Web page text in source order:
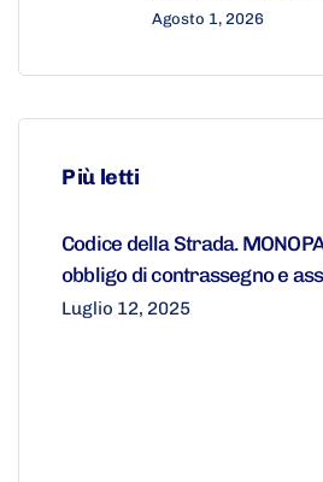
Agosto 1, 2026
Più letti
Codice della Strada.
obbligo di contrassegno e
Luglio 12, 2025